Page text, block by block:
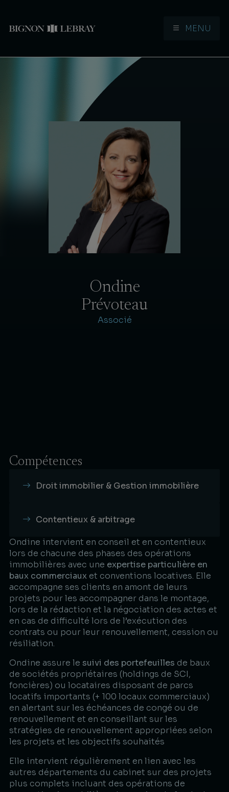
MENU
Ondine
Prévoteau
Associé
Compétences
Droit immobilier & Gestion immobilière
Contentieux & arbitrage
Ondine intervient en conseil et en contentieux
lors de chacune des phases des opérations
immobilières avec une expertise particulière en
baux commerciaux et conventions locatives. Elle
accompagne ses clients en amont de leurs
projets pour les accompagner dans le montage,
lors de la rédaction et la négociation des actes et
en cas de difficulté lors de l’exécution des
contrats ou pour leur renouvellement, cession ou
résiliation.​
Ondine assure le suivi des portefeuilles de baux
de sociétés propriétaires (holdings de SCI,
foncières) ou locataires disposant de parcs
locatifs importants (+ 100 locaux commerciaux)
en alertant sur les échéances de congé ou de
renouvellement et en conseillant sur les
stratégies de renouvellement appropriées selon
les projets et les objectifs souhaités​
Elle intervient régulièrement en lien avec les
autres départements du cabinet sur des projets
plus complets incluant des opérations de